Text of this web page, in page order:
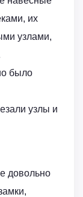
их
узлами,
было
узлы и
довольно